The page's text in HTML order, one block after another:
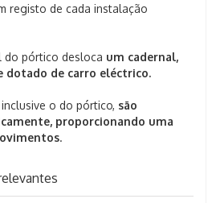
registo de cada instalação
do pórtico desloca um cadernal,
dotado de carro eléctrico.
o do pórtico, são
proporcionando uma
.